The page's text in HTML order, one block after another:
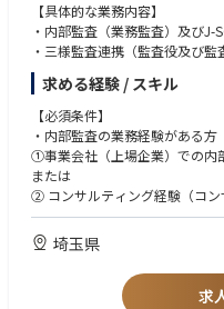
【具体的な業務内容】
・内部監査（業務監査）及びJ-
・三様監査連携（監査役及び監
・特命監査、調査、内部監査と
・海外出張あり（海外子会社往
上海、台湾／ベトナムに分け
※内部監査業務に一部中国語が
バイリンガルのため、内部監査
求める経験 / スキル
【必須条件】
・内部監査の業務経験がある方
①事業会社（上場企業）での内
または
② コンサルティング経験（コン
リー部門などでの経験）
【歓迎条件】
・会計、経理知見をお持ちの方
・中国語及び英語でのコミュ
埼玉県
求